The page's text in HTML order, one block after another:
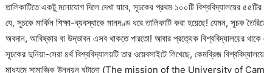
তালিকাটিতে একটু মনোযোগ দিলে দেখা যাবে, সূচকের প্রথম ১০০টি বিশ্ববিদ্যালয়ের
যে, সূচকে মার্কিন শিক্ষা-ব্যবস্থাকে মানদণ্ড ধরে তালিকাটি করা হয়েছে! যেমন, সূচক
অবদান, আবিষ্কার বা উদ্ভাবন এসব থাকতে পারতো! আবার প্রত্যেক বিশ্ববিদ্যালয়ের
সূচকের দুনিয়া-সেরা ৪র্থ বিশ্ববিদ্যালয়টি তার ওয়েবসাইটে লিখেছে, কেমব্রিজ
মাধ্যমে সামাজিক উন্নয়ন ঘটানো (The mission of the University of